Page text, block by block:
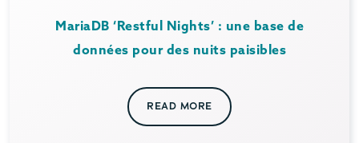
MariaDB ‘Restful Nights’ : une base de
données pour des nuits paisibles
READ MORE